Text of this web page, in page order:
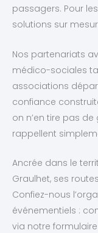
passagers. Pour
solutions sur
Nos partenariats
médico-sociales
associations
confiance
on n’en tire pas
rappellent
Ancrée dans le
Graulhet, ses
Confiez-nous
événementiels :
via notre